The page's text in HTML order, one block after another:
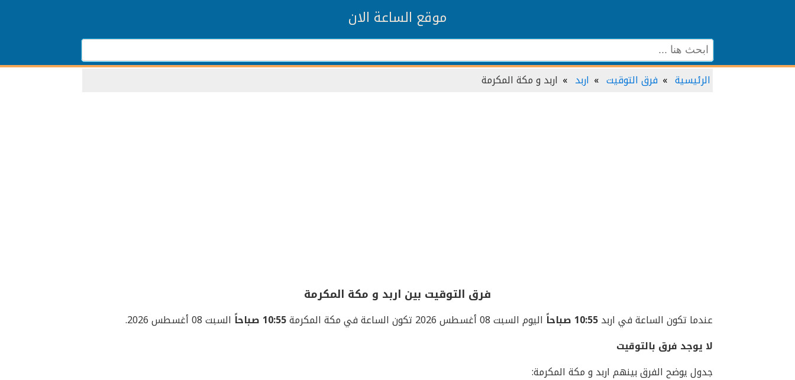
موقع الساعة الان
الرئيسية فرق التوقيت اربد اربد و مكة المكرمة
فرق التوقيت بين اربد و مكة المكرمة
عندما تكون الساعة في اربد10:55 صباحاً اليوم السبت 08 أغسطس 2026 تكون الساعة في مكة المكرمة 10:55 صباحاً
السبت 08 أغسطس 2026.
لا يوجد فرق بالتوقيت
جدول يوضح الفرق بينهم اربد و مكة المكرمة: